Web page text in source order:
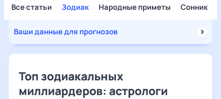
Все статьи Зодиак Народные приметы Сонник
Ваши данные для прогнозов
Топ зодиакальных
миллиардеров: астрологи